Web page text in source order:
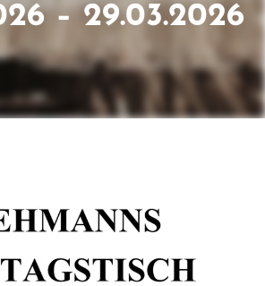
– 29.03.2026